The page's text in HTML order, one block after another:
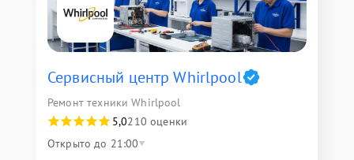
Сервисный центр Whirlpool
Ремонт техники Whirlpool
5,0210 оценки
Открыто до 21:00